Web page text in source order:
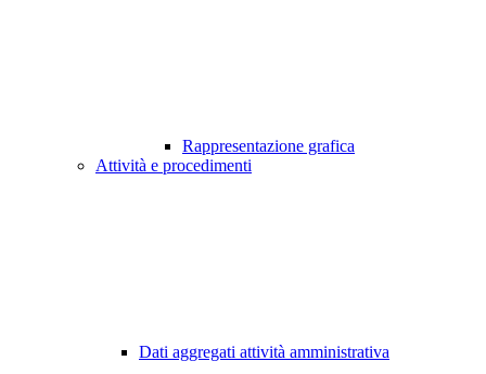
Rappresentazione grafica
Attività e procedimenti
Dati aggregati attività amministrativa